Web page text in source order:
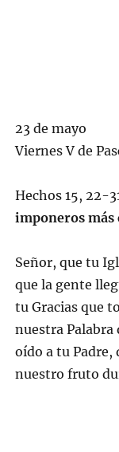
23 de mayo
Viernes V de
Hechos 15, 22-
imponeros más
Señor, que tu
que la gente
tu Gracias que
nuestra Palabra
oído a tu Padre,
nuestro fruto